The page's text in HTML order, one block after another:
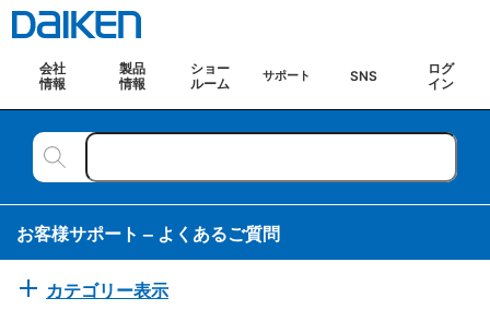
会社
情報
製品
情報
ショー
ルーム
サポート SNS
ログ
イン
お客様サポート – よくあるご質問
カテゴリー表示